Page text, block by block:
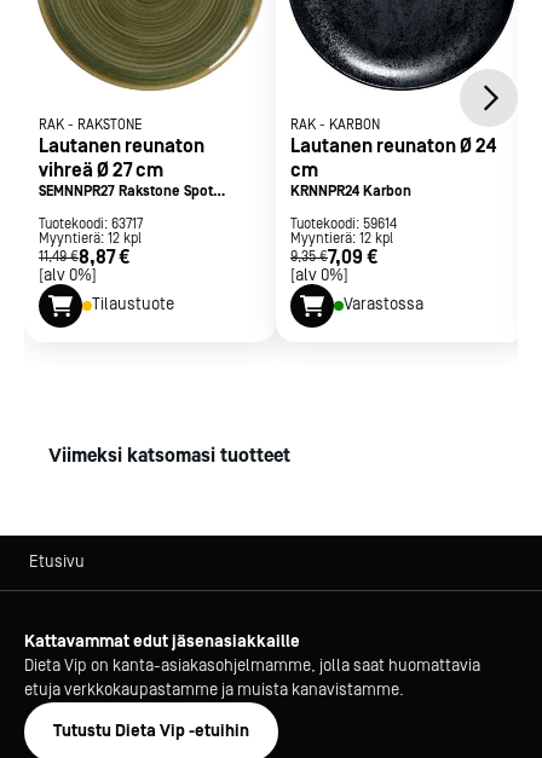
RAK - RAKSTONE
Lautanen reunaton
vihreä Ø 27 cm
SEMNNPR27 Rakstone Spot
Tuotekoodi: 63717
Myyntierä: 12 kpl
11,49 €8,87 €
[alv 0%]
Tilaustuote
RAK - KARBON
Lautanen reunaton Ø 24
cm
KRNNPR24 Karbon
Tuotekoodi: 59614
Myyntierä: 12 kpl
9,35 €7,09 €
[alv 0%]
Varastossa
Viimeksi katsomasi tuotteet
Etusivu
Kattavammat edut jäsenasiakkaille
Dieta Vip on kanta-asiakasohjelmamme, jolla saat huomattavia
etuja verkkokaupastamme ja muista kanavistamme.
Tutustu Dieta Vip -etuihin